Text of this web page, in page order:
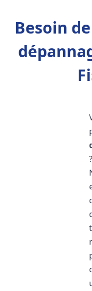
Besoin